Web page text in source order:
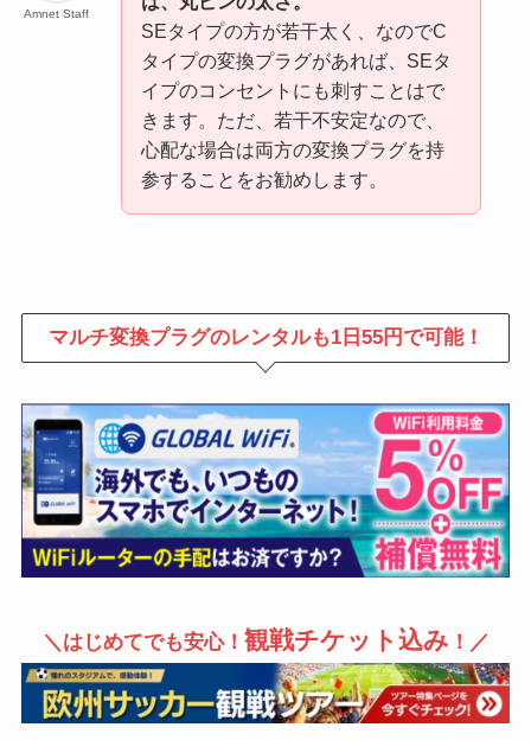
Amnet Staff
SEタイプの方が若干太く、なのでC
タイプの変換プラグがあれば、SEタ
イプのコンセントにも刺すことはで
きます。ただ、若干不安定なので、
心配な場合は両方の変換プラグを持
参することをお勧めします。
マルチ変換プラグのレンタルも1日55円で可能！
＼はじめてでも安心！ 観戦チケット込み ！／